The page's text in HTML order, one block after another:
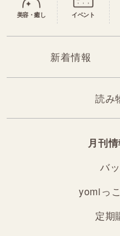
美容・癒し イベント
新着情報
読み
月刊
バ
yomiっ
定期